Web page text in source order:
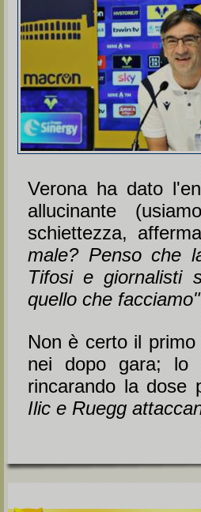
Verona ha dato
allucinante
schiettezza,
male? Penso che
Tifosi e giornalisti
quello che facciamo"
Non è certo il
nei dopo gara; lo
rincarando la dose
Ilic e Ruegg